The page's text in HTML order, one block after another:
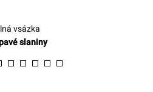
vsázka
slaniny